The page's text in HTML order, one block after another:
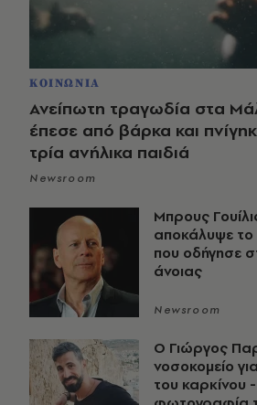
ΚΟΙΝΩΝΙΑ
Ανείπωτη τραγωδία στα
έπεσε από βάρκα και
τρία ανήλικα παιδιά
Newsroom
Μπρους
αποκάλυψε
που οδήγησε
άνοιας
Newsroom
O Γιώργος
νοσοκομείο
του καρκίνου